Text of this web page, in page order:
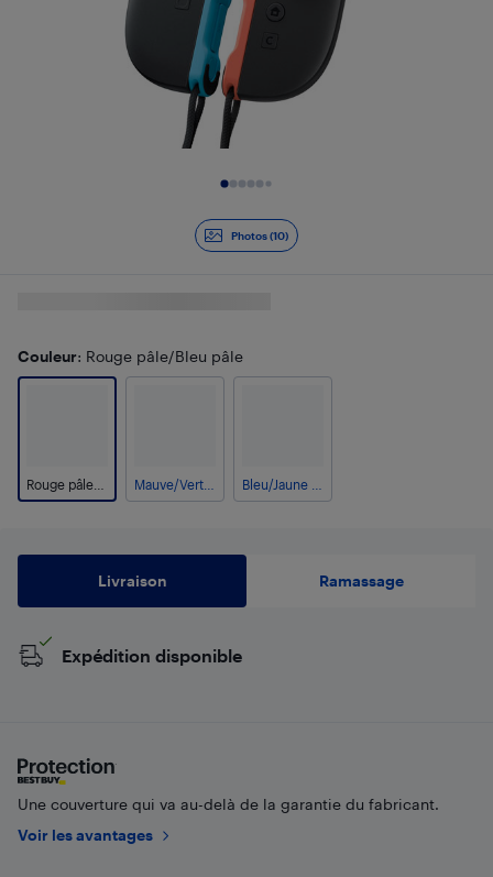
Photos (10)
Couleur: Rouge pâle/Bleu pâle
Livraison Ramassage
Expédition disponible
Une couverture qui va au-delà de la garantie du fabricant.
Voir les avantages